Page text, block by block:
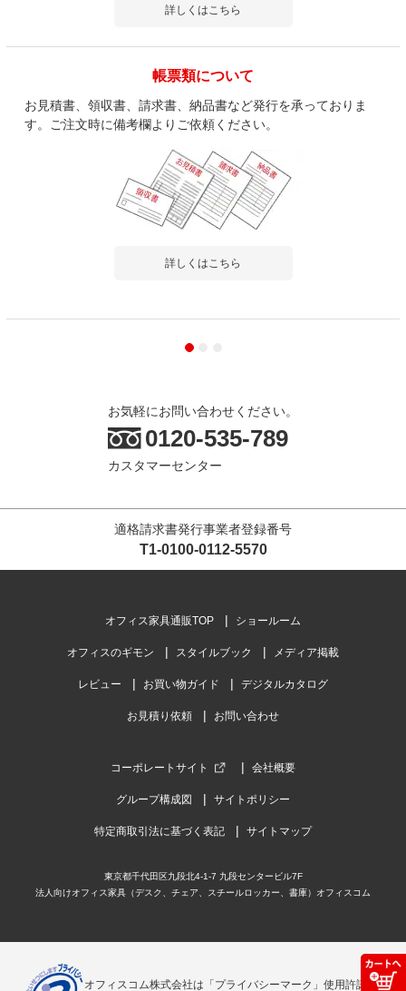
詳しくはこちら
帳票類について
お見積書、領収書、請求書、納品書など発行を承っておりま
す。ご注文時に備考欄よりご依頼ください。
詳しくはこちら
お気軽にお問い合わせください。
0120-535-789
カスタマーセンター
適格請求書発行事業者登録番号
T1-0100-0112-5570
オフィス家具通販TOP ショールーム
オフィスのギモン スタイルブック メディア掲載
レビュー お買い物ガイド デジタルカタログ
お見積り依頼 お問い合わせ
コーポレートサイト 会社概要
グループ構成図 サイトポリシー
特定商取引法に基づく表記 サイトマップ
東京都千代田区九段北4-1-7 九段センタービル7F
法人向けオフィス家具（デスク、チェア、スチールロッカー、書庫）オフィスコム
オフィスコム株式会社は「プライバシーマーク」使用許諾事